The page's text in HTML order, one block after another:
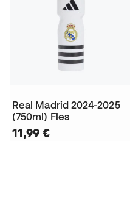
Real Madrid 2024-2025
(750ml) Fles
11,99 €